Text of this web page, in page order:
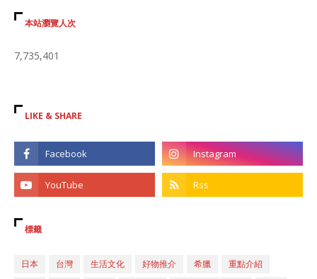
本站瀏覽人次
7,735,401
LIKE & SHARE
標籤
日本 台灣 生活文化 好物推介 希臘
重點介紹